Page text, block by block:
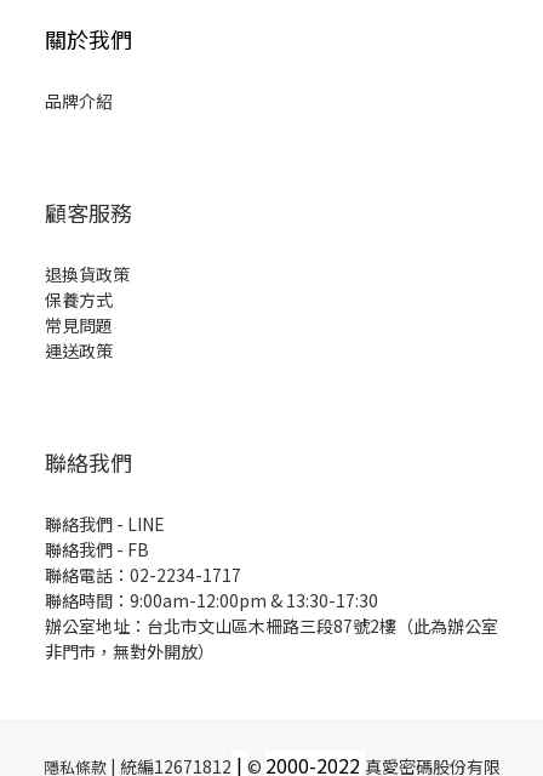
關於我們
品牌介紹
顧客服務
退換貨政策
保養方式
常見問題
運送政策
聯絡我們
聯絡我們 - LINE
聯絡我們 - FB
聯絡電話：02-2234-1717
聯絡時間：9:00am-12:00pm & 13:30-17:30
辦公室地址：台北市文山區木柵路三段87號2樓（此為辦公室
非門市，無對外開放）
隱私條款| 統編12671812 | © 2000-2022 真愛密碼股份有限